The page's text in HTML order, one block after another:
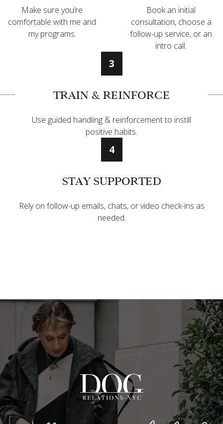
Make sure you’re
comfortable with me and
my programs.
Book an initial
consultation, choose a
follow-up service, or an
intro call.
3
TRAIN & REINFORCE
Use guided handling & reinforcement to instill
positive habits.
4
STAY SUPPORTED
Rely on follow-up emails, chats, or video check-ins as
needed.